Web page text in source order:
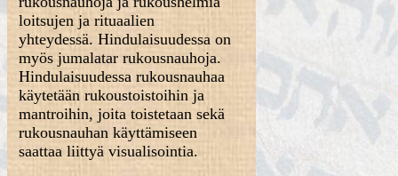
loitsujen ja rituaalien
yhteydessä. Hindulaisuudessa on
myös jumalatar rukousnauhoja.
Hindulaisuudessa rukousnauhaa
käytetään rukoustoistoihin ja
mantroihin, joita toistetaan sekä
rukousnauhan käyttämiseen
saattaa liittyä visualisointia.